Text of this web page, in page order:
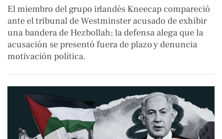
El miembro del grupo irlandés Kneecap compareció
ante el tribunal de Westminster acusado de exhibir
una bandera de Hezbollah; la defensa alega que la
acusación se presentó fuera de plazo y denuncia
motivación política.